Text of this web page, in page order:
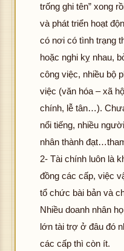
trống ghi tên” xong
và phát triển hoạt
có nơi có tình trạng
hoặc nghi kỵ nhau,
công việc, nhiều bộ
việc (văn hóa – xã
chính, lễ tân…).
nổi tiếng, nhiều
nhân thành
2- Tài chính luôn là
đồng các cấp, việc
tổ chức bài bản và
Nhiều doanh nhân
lớn tài trợ ở đâu đó
các cấp thì còn ít.